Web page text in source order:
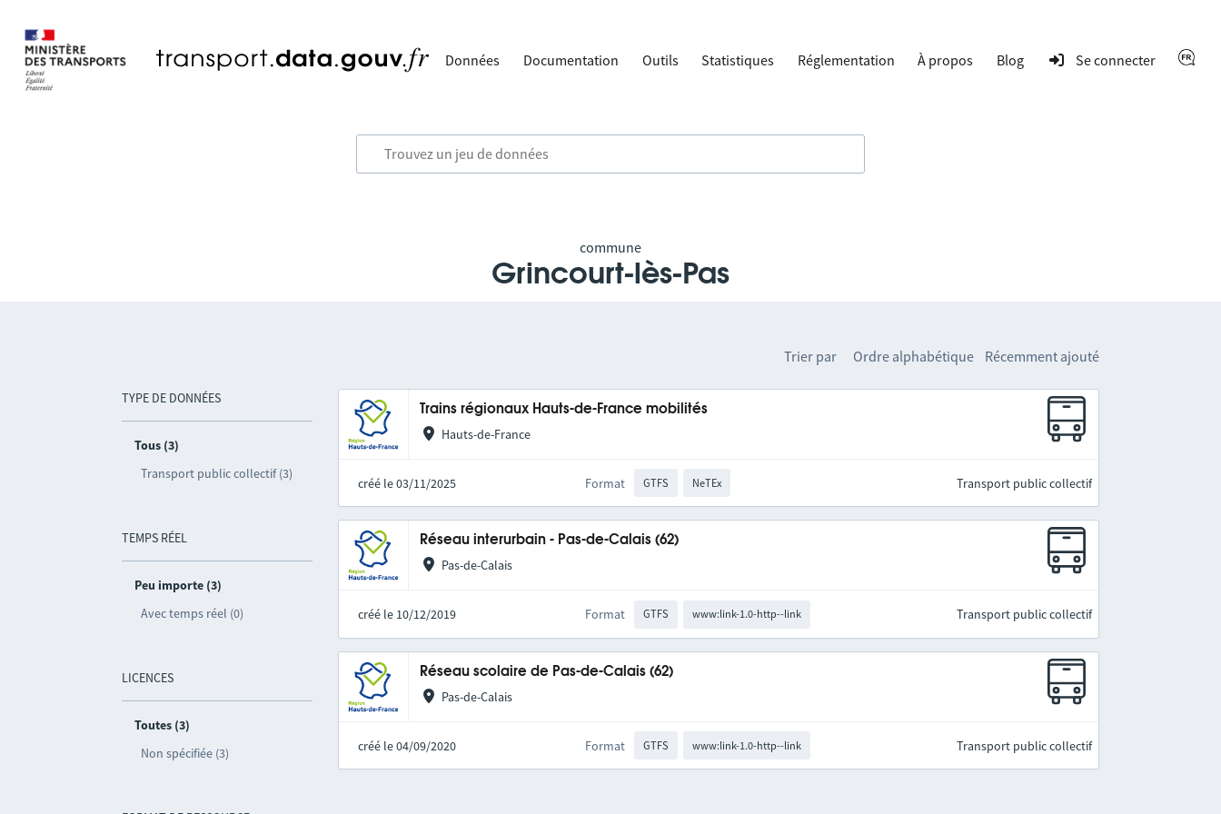
Données Documentation Outils Statistiques Réglementation À propos Blog Se connecter
commune
Grincourt-lès-Pas
TYPE DE DONNÉES
Tous (3)
Transport public collectif (3)
TEMPS RÉEL
Peu importe (3)
Avec temps réel (0)
LICENCES
Toutes (3)
Non spécifiée (3)
Trier par Ordre alphabétique Récemment ajouté
Trains régionaux Hauts-de-France mobilités
Hauts-de-France
créé le 03/11/2025 Format GTFS NeTEx Transport public collectif
Réseau interurbain - Pas-de-Calais (62)
Pas-de-Calais
créé le 10/12/2019 Format GTFS www:link-1.0-http--link Transport public collectif
Réseau scolaire de Pas-de-Calais (62)
Pas-de-Calais
créé le 04/09/2020 Format GTFS www:link-1.0-http--link Transport public collectif